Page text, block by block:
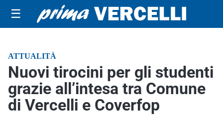
☰
ATTUALITÀ
Nuovi tirocini per gli studenti
grazie all’intesa tra Comune
di Vercelli e Coverfop